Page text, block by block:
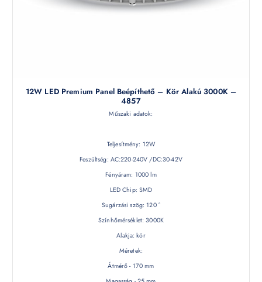
12W LED Premium Panel Beépíthető – Kör Alakú 3000K –
4857
Műszaki adatok:
Teljesítmény: 12W
Feszültség: AC:220-240V /DC:30-42V
Fényáram: 1000 lm
LED Chip: SMD
Sugárzási szög: 120 °
Színhőmérséklet: 3000K
Alakja: kör
Méretek:
Átmérő - 170 mm